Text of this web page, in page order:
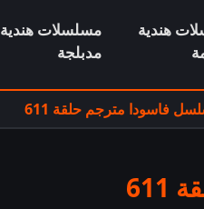
هندية
مسلسلات هندية
مدبلجة
فاسودا مترجم حلقة 611